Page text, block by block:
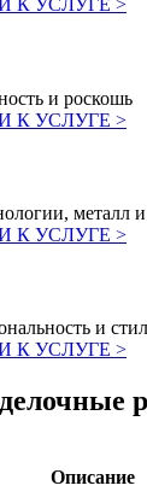
К УСЛУГЕ >
и роскошь
К УСЛУГЕ >
металл и
К УСЛУГЕ >
и
К УСЛУГЕ >
Описание